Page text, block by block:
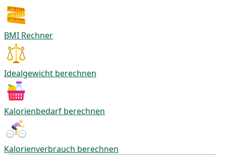
BMI Rechner
Idealgewicht berechnen
Kalorienbedarf berechnen
Kalorienverbrauch berechnen